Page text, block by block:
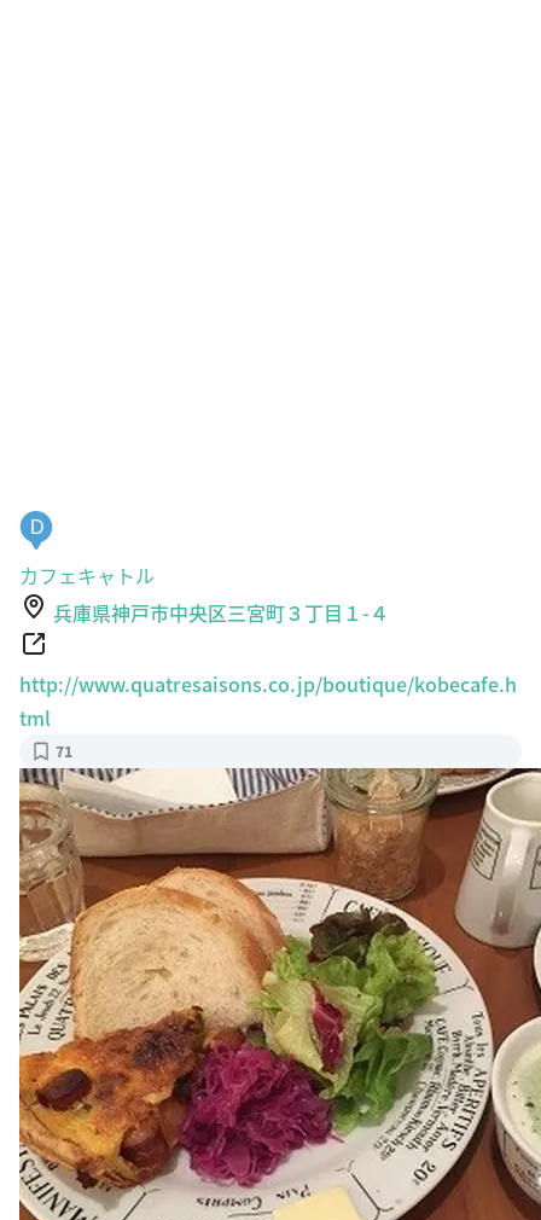
D
カフェキャトル
兵庫県神戸市中央区三宮町３丁目１-４
http://www.quatresaisons.co.jp/boutique/kobecafe.h
tml
71